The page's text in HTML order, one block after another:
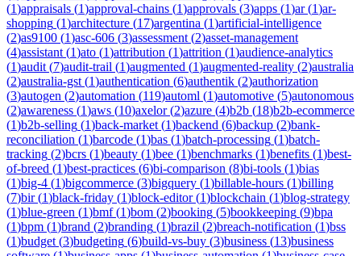
(1)appraisals (1)approval-chains (1)approvals (3)apps (1)ar(1)ar-
shopping (1)architecture (17)argentina (1)artificial-intelligence
(2)as9100 (1)asc-606 (3)assessment (2)asset-management
(4)assistant (1)ato (1)attribution (1)attrition (1)audience-analytics
(1)audit (7)audit-trail (1)augmented (1)augmented-reality (2)australia
(2)australia-gst (1)authentication (6)authentik (2)authorization
(3)autogen (2)automation (119)automl (1)automotive (5)autonomous
(2)awareness (1)aws (10)axelor(2)azure (4)b2b (18)b2b-ecommerce
(1)b2b-selling (1)back-market (1)backend (6)backup (2)bank-
reconciliation (1)barcode (1)bas (1)batch-processing (1)batch-
tracking (2)bcrs (1)beauty (1)bee (1)benchmarks (1)benefits (1)best-
of-breed (1)best-practices (6)bi-comparison (8)bi-tools (1)bias
(1)big-4 (1)bigcommerce (3)bigquery (1)billable-hours (1)billing
(7)bir(1)black-friday (1)block-editor(1)blockchain (1)blog-strategy
(1)blue-green (1)bmf(1)bom (2)booking (5)bookkeeping (9)bpa
(1)bpm (1)brand (2)branding (1)brazil (2)breach-notification (1)bss
(1)budget (3)budgeting (6)build-vs-buy (3)business (13)business